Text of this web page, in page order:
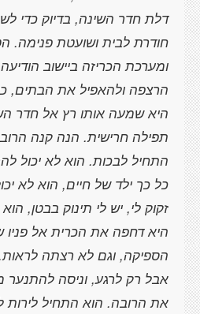
דלת חדר השינה, בדיוק כדי
חודרת לבית ושועטת פנימה.
ומערכת הכריזה ביישוב
הרצפה ולהאפיל את הבתים,
היא שמעה אותו רץ אל חדר
תפילה חרישית. הנה קנה
התחיל לבכות. הוא לא יכול
כל כך ילד של חיים, הוא לא
היא דחפה את הכרית אל
הספיקה, וגם לא רצתה
אבל רק לרגע, וניסה להתנער
את הרובה. הוא התחיל לירות